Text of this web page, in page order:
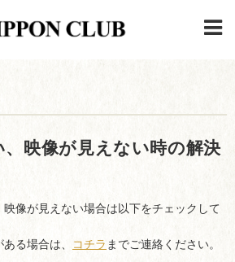
映像が見えない時の解決
像が見えない場合は以下をチェックして
る場合は、
コチラ までご連絡ください。
イン
連絡先・駐車場
てご利用の方はこちら
›